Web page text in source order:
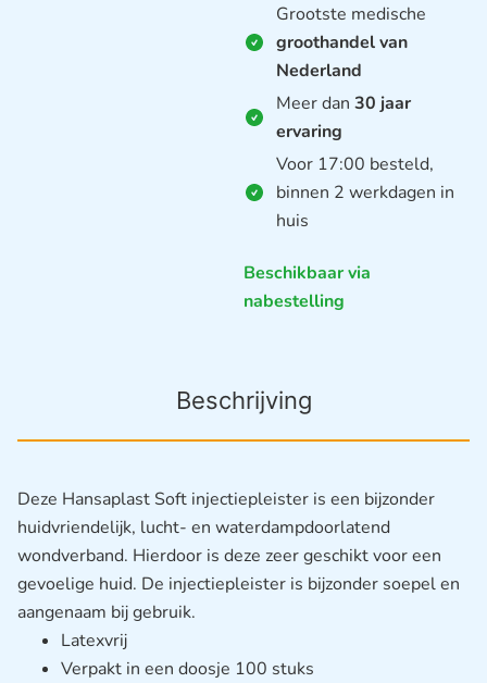
Grootste medische
groothandel van
Nederland
Meer dan 30 jaar
ervaring
Voor 17:00 besteld,
binnen 2 werkdagen in
huis
Beschikbaar via
nabestelling
Beschrijving
Deze Hansaplast Soft injectiepleister is een bijzonder
huidvriendelijk, lucht- en waterdampdoorlatend
wondverband. Hierdoor is deze zeer geschikt voor een
gevoelige huid. De injectiepleister is bijzonder soepel en
aangenaam bij gebruik.
Latexvrij
Verpakt in een doosje 100 stuks